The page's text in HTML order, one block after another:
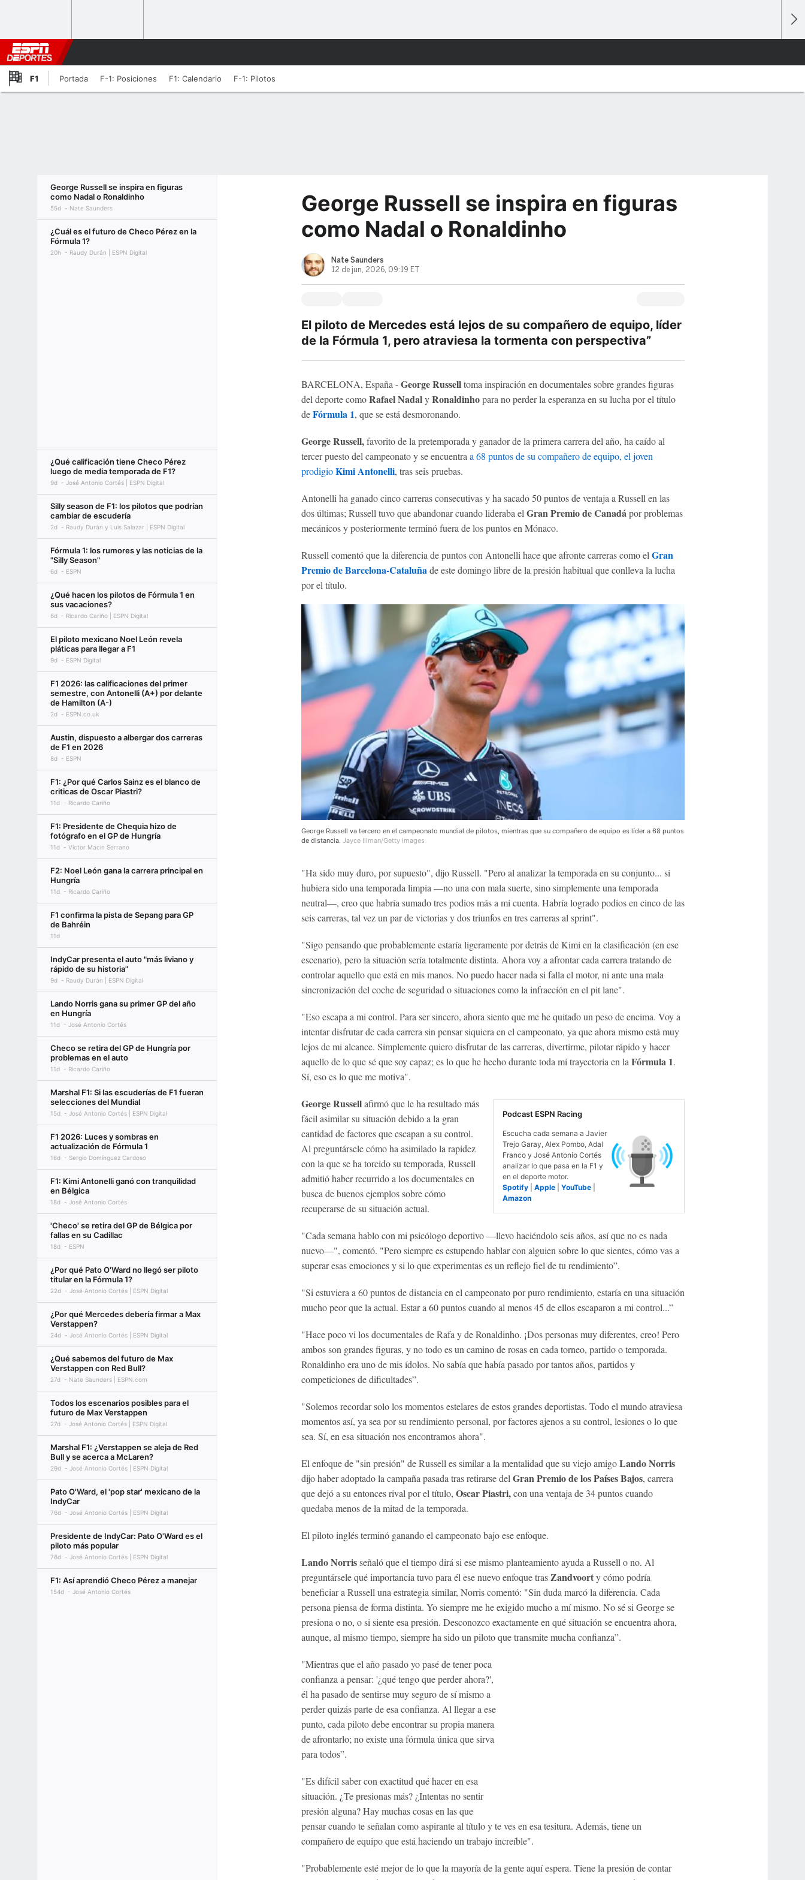
F1 Portada F-1: Posiciones F1: Calendario F-1: Pilotos
George Russell se inspira en figuras
como Nadal o Ronaldinho
55d Nate Saunders
¿Cuál es el futuro de Checo Pérez en la
Fórmula 1?
20h Raudy Durán | ESPN Digital
¿Qué calificación tiene Checo Pérez
luego de media temporada de F1?
9d José Antonio Cortés | ESPN Digital
Silly season de F1: los pilotos que podrían
cambiar de escudería
2d Raudy Durán y Luis Salazar | ESPN Digital
Fórmula 1: los rumores y las noticias de la
"Silly Season"
6d ESPN
¿Qué hacen los pilotos de Fórmula 1 en
sus vacaciones?
6d Ricardo Cariño | ESPN Digital
El piloto mexicano Noel León revela
pláticas para llegar a F1
9d ESPN Digital
F1 2026: las calificaciones del primer
semestre, con Antonelli (A+) por delante
de Hamilton (A-)
2d ESPN.co.uk
Austin, dispuesto a albergar dos carreras
de F1 en 2026
8d ESPN
F1: ¿Por qué Carlos Sainz es el blanco de
criticas de Oscar Piastri?
11d Ricardo Cariño
F1: Presidente de Chequia hizo de
fotógrafo en el GP de Hungría
11d Víctor Macin Serrano
F2: Noel León gana la carrera principal en
Hungría
11d Ricardo Cariño
F1 confirma la pista de Sepang para GP
de Bahréin
11d
IndyCar presenta el auto "más liviano y
rápido de su historia"
9d Raudy Durán | ESPN Digital
Lando Norris gana su primer GP del año
en Hungría
11d José Antonio Cortés
Checo se retira del GP de Hungría por
problemas en el auto
11d Ricardo Cariño
Marshal F1: Si las escuderías de F1 fueran
selecciones del Mundial
15d José Antonio Cortés | ESPN Digital
F1 2026: Luces y sombras en
actualización de Fórmula 1
16d Sergio Domínguez Cardoso
F1: Kimi Antonelli ganó con tranquilidad
en Bélgica
18d José Antonio Cortés
'Checo' se retira del GP de Bélgica por
fallas en su Cadillac
18d ESPN
¿Por qué Pato O'Ward no llegó ser piloto
titular en la Fórmula 1?
22d José Antonio Cortés | ESPN Digital
¿Por qué Mercedes debería firmar a Max
Verstappen?
24d José Antonio Cortés | ESPN Digital
¿Qué sabemos del futuro de Max
Verstappen con Red Bull?
27d Nate Saunders | ESPN.com
Todos los escenarios posibles para el
futuro de Max Verstappen
27d José Antonio Cortés | ESPN Digital
Marshal F1: ¿Verstappen se aleja de Red
Bull y se acerca a McLaren?
29d José Antonio Cortés | ESPN Digital
Pato O'Ward, el 'pop star' mexicano de la
IndyCar
76d José Antonio Cortés | ESPN Digital
Presidente de IndyCar: Pato O'Ward es el
piloto más popular
76d José Antonio Cortés | ESPN Digital
F1: Así aprendió Checo Pérez a manejar
154d José Antonio Cortés
George Russell se inspira en figuras
como Nadal o Ronaldinho
Nate Saunders
12 de jun, 2026, 09:19 ET
El piloto de Mercedes está lejos de su compañero de equipo, líder
de la Fórmula 1, pero atraviesa la tormenta con perspectiva”
BARCELONA, España -George Russelltoma inspiración en documentales sobre grandes figuras
del deporte comoRafael NadalyRonaldinhopara no perder la esperanza en su lucha por el título
deFórmula 1, que se está desmoronando.
George Russell,favorito de la pretemporada y ganador de la primera carrera del año, ha caído al
tercer puesto del campeonato y se encuentra a 68 puntos de su compañero de equipo, el joven
prodigioKimi Antonelli, tras seis pruebas.
Antonelli ha ganado cinco carreras consecutivas y ha sacado 50 puntos de ventaja a Russell en las
dos últimas; Russell tuvo que abandonar cuando lideraba el Gran Premio de Canadá por problemas
mecánicos y posteriormente terminó fuera de los puntos en Mónaco.
Russell comentó que la diferencia de puntos con Antonelli hace que afronte carreras como el Gran
Premio de Barcelona-Cataluña de este domingo libre de la presión habitual que conlleva la lucha
por el título.
George Russell va tercero en el campeonato mundial de pilotos, mientras que su compañero de equipo es líder a 68 puntos
de distancia. Jayce Illman/Getty Images
"Ha sido muy duro, por supuesto", dijo Russell. "Pero al analizar la temporada en su conjunto... si
hubiera sido una temporada limpia —no una con mala suerte, sino simplemente una temporada
neutral—, creo que habría sumado tres podios más a mi cuenta. Habría logrado podios en cinco de las
seis carreras, tal vez un par de victorias y dos triunfos en tres carreras al sprint".
"Sigo pensando que probablemente estaría ligeramente por detrás de Kimi en la clasificación (en ese
escenario), pero la situación sería totalmente distinta. Ahora voy a afrontar cada carrera tratando de
controlar aquello que está en mis manos. No puedo hacer nada si falla el motor, ni ante una mala
sincronización del coche de seguridad o situaciones como la infracción en el pit lane".
"Eso escapa a mi control. Para ser sincero, ahora siento que me he quitado un peso de encima. Voy a
intentar disfrutar de cada carrera sin pensar siquiera en el campeonato, ya que ahora mismo está muy
lejos de mi alcance. Simplemente quiero disfrutar de las carreras, divertirme, pilotar rápido y hacer
aquello de lo que sé que soy capaz; es lo que he hecho durante toda mi trayectoria en laFórmula 1.
Sí, eso es lo que me motiva".
Podcast ESPN Racing
Escucha cada semana a Javier
Trejo Garay, Alex Pombo, Adal
Franco y José Antonio Cortés
analizar lo que pasa en la F1 y
en el deporte motor.
Spotify| Apple| YouTube|
Amazon
George Russellafirmó que le ha resultado más
fácil asimilar su situación debido a la gran
cantidad de factores que escapan a su control.
Al preguntársele cómo ha asimilado la rapidez
con la que se ha torcido su temporada, Russell
admitió haber recurrido a los documentales en
busca de buenos ejemplos sobre cómo
recuperarse de su situación actual.
"Cada semana hablo con mi psicólogo deportivo —llevo haciéndolo seis años, así que no es nada
nuevo—", comentó. "Pero siempre es estupendo hablar con alguien sobre lo que sientes, cómo vas a
superar esas emociones y si lo que experimentas es un reflejo fiel de tu rendimiento”.
"Si estuviera a 60 puntos de distancia en el campeonato por puro rendimiento, estaría en una situación
mucho peor que la actual. Estar a 60 puntos cuando al menos 45 de ellos escaparon a mi control...”
"Hace poco vi los documentales de Rafa y de Ronaldinho. ¡Dos personas muy diferentes, creo! Pero
ambos son grandes figuras, y no todo es un camino de rosas en cada torneo, partido o temporada.
Ronaldinho era uno de mis ídolos. No sabía que había pasado por tantos años, partidos y
competiciones de dificultades”.
"Solemos recordar solo los momentos estelares de estos grandes deportistas. Todo el mundo atraviesa
momentos así, ya sea por su rendimiento personal, por factores ajenos a su control, lesiones o lo que
sea. Sí, en esa situación nos encontramos ahora".
El enfoque de "sin presión" de Russell es similar a la mentalidad que su viejo amigoLando Norris
dijo haber adoptado la campaña pasada tras retirarse delGran Premio de los Países Bajos, carrera
que dejó a su entonces rival por el título, Oscar Piastri,con una ventaja de 34 puntos cuando
quedaba menos de la mitad de la temporada.
El piloto inglés terminó ganando el campeonato bajo ese enfoque.
Lando Norrisseñaló que el tiempo dirá si ese mismo planteamiento ayuda a Russell o no. Al
preguntársele qué importancia tuvo para él ese nuevo enfoque trasZandvoorty cómo podría
beneficiar a Russell una estrategia similar, Norris comentó: "Sin duda marcó la diferencia. Cada
persona piensa de forma distinta. Yo siempre me he exigido mucho a mí mismo. No sé si George se
presiona o no, o si siente esa presión. Desconozco exactamente en qué situación se encuentra ahora,
aunque, al mismo tiempo, siempre ha sido un piloto que transmite mucha confianza”.
"Mientras que el año pasado yo pasé de tener poca
confianza a pensar: '¿qué tengo que perder ahora?',
él ha pasado de sentirse muy seguro de sí mismo a
perder quizás parte de esa confianza. Al llegar a ese
punto, cada piloto debe encontrar su propia manera
de afrontarlo; no existe una fórmula única que sirva
para todos”.
"Es difícil saber con exactitud qué hacer en esa
situación. ¿Te presionas más? ¿Intentas no sentir
presión alguna? Hay muchas cosas en las que
pensar cuando te señalan como aspirante al título y te ves en esa tesitura. Además, tiene un
compañero de equipo que está haciendo un trabajo increíble".
"Probablemente esté mejor de lo que la mayoría de la gente aquí espera. Tiene la presión de contar